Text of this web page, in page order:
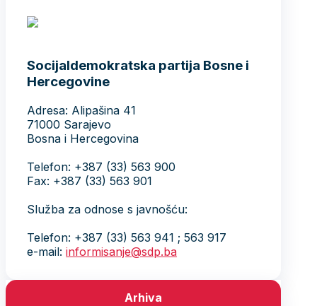
Socijaldemokratska partija Bosne i
Hercegovine
Adresa: Alipašina 41
71000 Sarajevo
Bosna i Hercegovina
Telefon: +387 (33) 563 900
Fax: +387 (33) 563 901
Služba za odnose s javnošću:
Telefon: +387 (33) 563 941 ; 563 917
e-mail: informisanje@sdp.ba
Arhiva